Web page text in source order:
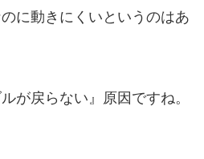
に動きにくいというのはあ
が戻らない』原因ですね。